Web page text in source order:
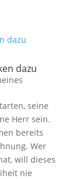
dazu
seine
Herr sein.
bereits
Wer
will dieses
nie